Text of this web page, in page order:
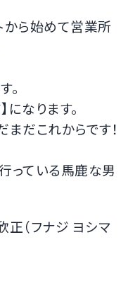
から始めて営業所
。
なります。
まだこれからです！
っている馬鹿な男
（フナジ ヨシマ